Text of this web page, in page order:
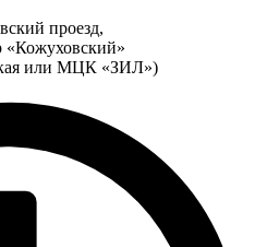
проезд,
«Кожуховский»
или МЦК «ЗИЛ»)